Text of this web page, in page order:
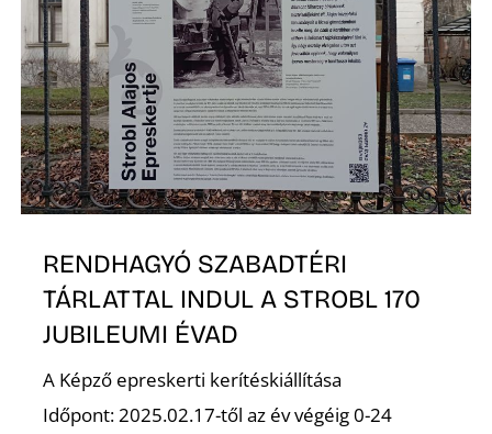
RENDHAGYÓ SZABADTÉRI
TÁRLATTAL INDUL A STROBL 170
JUBILEUMI ÉVAD
A Képző epreskerti kerítéskiállítása
Időpont: 2025.02.17-től az év végéig 0-24